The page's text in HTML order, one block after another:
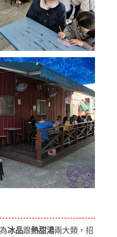
冰品跟熱甜湯兩大類，招